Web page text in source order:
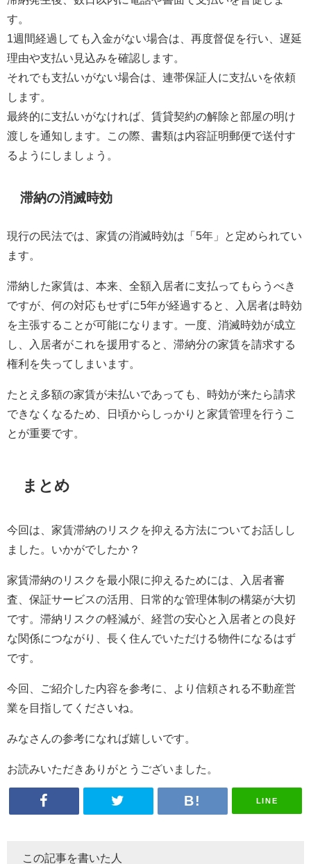
す。
1週間経過しても入金がない場合は、再度督促を行い、遅延
理由や支払い見込みを確認します。
それでも支払いがない場合は、連帯保証人に支払いを依頼
します。
最終的に支払いがなければ、賃貸契約の解除と部屋の明け
渡しを通知します。この際、書類は内容証明郵便で送付す
るようにしましょう。
滞納の消滅時効
現行の民法では、家賃の消滅時効は「5年」と定められてい
ます。
滞納した家賃は、本来、全額入居者に支払ってもらうべき
ですが、何の対応もせずに5年が経過すると、入居者は時効
を主張することが可能になります。一度、消滅時効が成立
し、入居者がこれを援用すると、滞納分の家賃を請求する
権利を失ってしまいます。
たとえ多額の家賃が未払いであっても、時効が来たら請求
できなくなるため、日頃からしっかりと家賃管理を行うこ
とが重要です。
まとめ
今回は、家賃滞納のリスクを抑える方法についてお話しし
ました。いかがでしたか？
家賃滞納のリスクを最小限に抑えるためには、入居者審
査、保証サービスの活用、日常的な管理体制の構築が大切
です。滞納リスクの軽減が、経営の安心と入居者との良好
な関係につながり、長く住んでいただける物件になるはず
です。
今回、ご紹介した内容を参考に、より信頼される不動産営
業を目指してくださいね。
みなさんの参考になれば嬉しいです。
お読みいただきありがとうございました。
LINE
この記事を書いた人